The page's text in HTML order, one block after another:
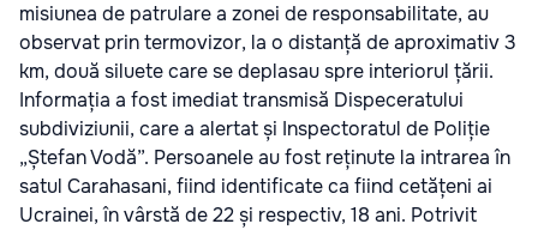
misiunea de patrulare a zonei de responsabilitate, au
observat prin termovizor, la o distanță de aproximativ 3
km, două siluete care se deplasau spre interiorul țării.
Informația a fost imediat transmisă Dispeceratului
subdiviziunii, care a alertat și Inspectoratul de Poliție
„Ștefan Vodă”. Persoanele au fost reținute la intrarea în
satul Carahasani, fiind identificate ca fiind cetățeni ai
Ucrainei, în vârstă de 22 și respectiv, 18 ani. Potrivit